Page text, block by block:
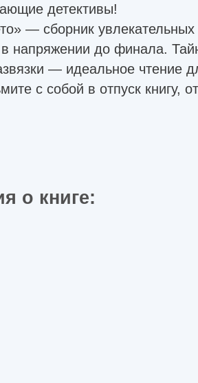
детективы!
— сборник увлекательных
в напряжении до финала.
— идеальное чтение
с собой в отпуск книгу,
о книге: